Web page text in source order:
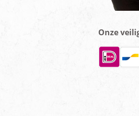
Onze